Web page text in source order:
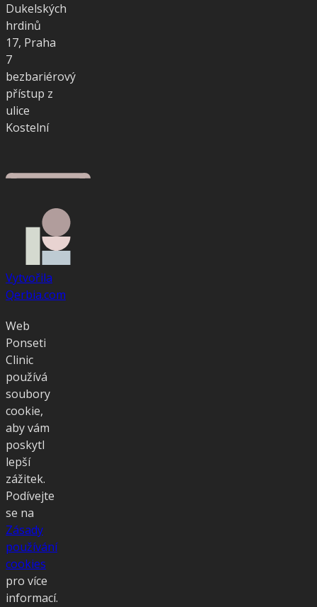
Dukelských
hrdinů
17, Praha
7
bezbariérový
přístup z
ulice
Kostelní
Vytvořila
Qerbia.com
Web
Ponseti
Clinic
používá
soubory
cookie,
aby vám
poskytl
lepší
zážitek.
Podívejte
se na
Zásady
používání
cookies
pro více
informací.